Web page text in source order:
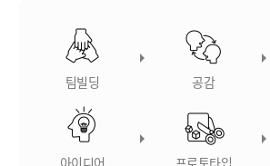
팀빌딩 공감
아이디어 프로토타입